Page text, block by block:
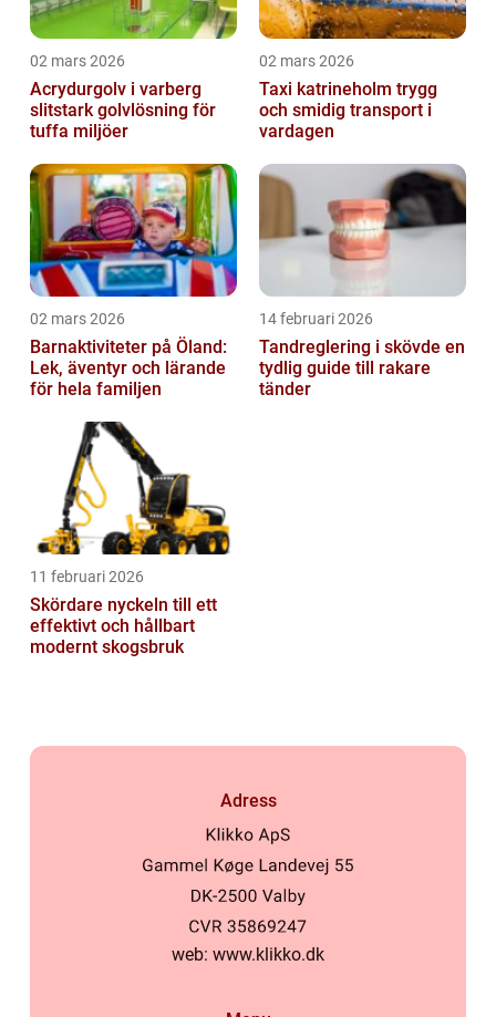
02 mars 2026
Acrydurgolv i varberg
slitstark golvlösning för
tuffa miljöer
02 mars 2026
Taxi katrineholm trygg
och smidig transport i
vardagen
02 mars 2026
Barnaktiviteter på Öland:
Lek, äventyr och lärande
för hela familjen
14 februari 2026
Tandreglering i skövde en
tydlig guide till rakare
tänder
11 februari 2026
Skördare nyckeln till ett
effektivt och hållbart
modernt skogsbruk
Adress
web: www.klikko.dk